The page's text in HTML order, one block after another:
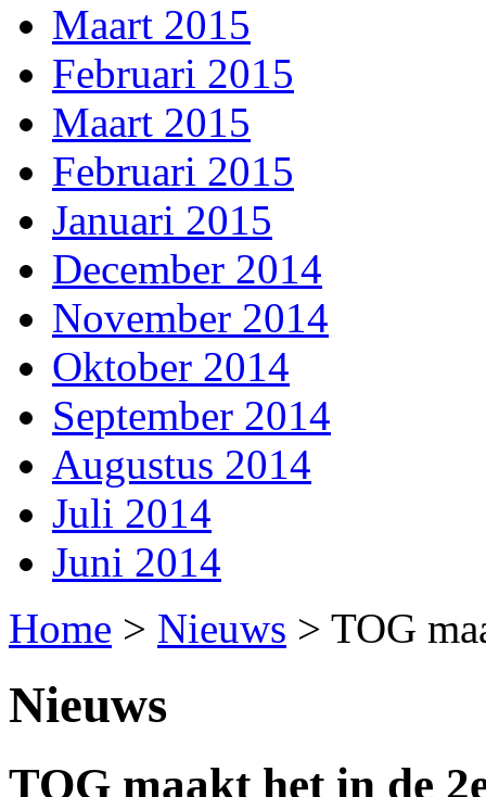
Maart 2015
Februari 2015
Maart 2015
Februari 2015
Januari 2015
December 2014
November 2014
Oktober 2014
September 2014
Augustus 2014
Juli 2014
Juni 2014
Home > Nieuws > TOG
Nieuws
TOG maakt het in de